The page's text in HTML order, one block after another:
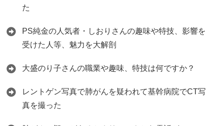
た
PS純金の人気者・しおりさんの趣味や特技、影響を
受けた人等、魅力を大解剖
大盛のり子さんの職業や趣味、特技は何ですか？
レントゲン写真で肺がんを疑われて基幹病院でCT写
真を撮った